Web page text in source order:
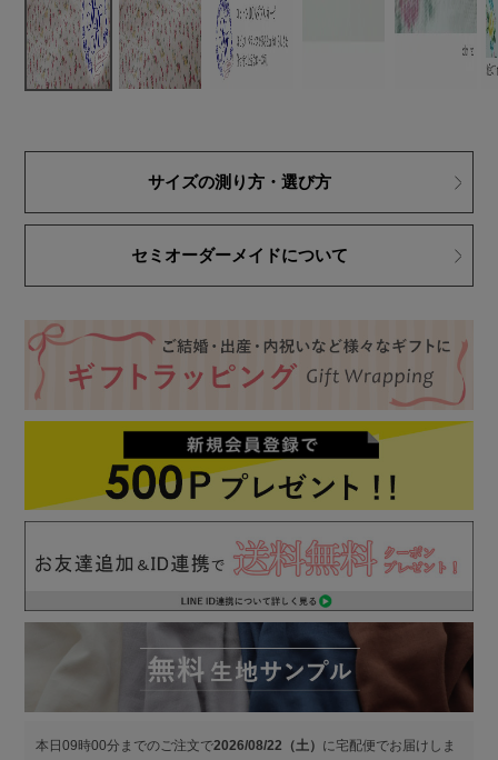
サイズの測り方・選び方
セミオーダーメイドについて
本日09時00分 までのご注文で2026/08/22（土） に 宅配便でお届けしま